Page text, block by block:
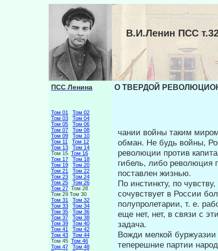
В.И.Ленин ПСС
ПСС Ленина
Том 01
Том 02
Том 03
Том 04
Том 05
Том 06
Том 07
Том 08
Том 09
Том 10
Том 11
Том 12
Том 13
Том 14
Том 15 Том 16
Том 17
Том 18
Том 19
Том 20
Том 21
Том 22
Том 23
Том 24
Том 25
Том 26
Том 27 Том 28
Том 29 Том 30
Том 31
Том 32
Том 33
Том 34
Том 35
Том 36
Том 37
Том 38
Том 39
Том 40
Том 41
Том 42
Том 43
Том 44
Том 45 Том 46
Том 47
Том 48
О ТВЕРДОЙ
чании войны таким
обман. Не будь войны,
революции против
гибель, либо революция
поставлен жизнью.
По инстинкту, по
сочувству­ет в России
полупролетарии, т. е.
еще нет, нет, в связи с
задача.
Вожди мелкой буржуазии
теперешние партии